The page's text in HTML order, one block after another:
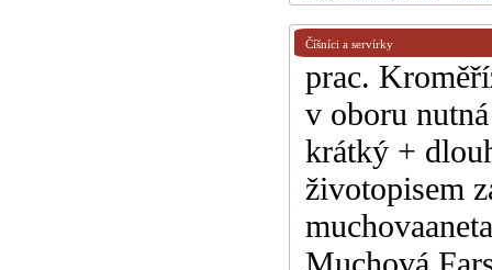
Číšníci a servírky
prac.
v oboru
krátký +
životopisem